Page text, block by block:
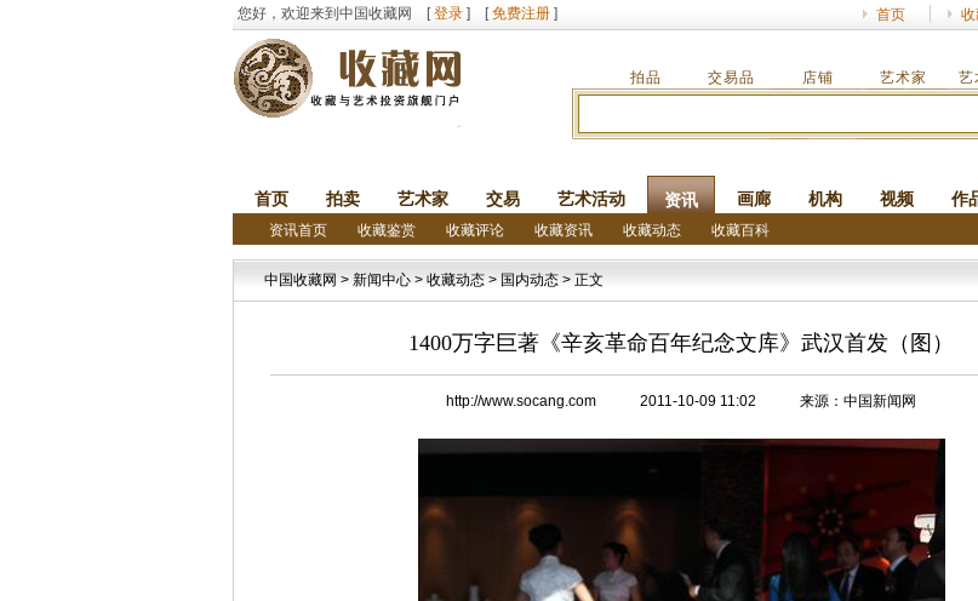
您好，欢迎来到中国收藏网 [登录 ] [免费注册 ] 收
首页
拍品 交易品 店铺 艺术家 艺
首页 拍卖 艺术家 交易 艺术活动 资讯 画廊 机构 视频 作
资讯首页 收藏鉴赏 收藏评论 收藏资讯 收藏动态 收藏百科
中国收藏网 > 新闻中心 > 收藏动态 > 国内动态 > 正文
1400万字巨著《辛亥革命百年纪念文库》武汉首发（图）
http://www.socang.com 2011-10-09 11:02 来源：中国新闻网